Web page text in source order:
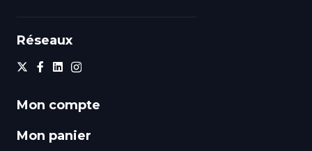
Réseaux
Mon compte
Mon panier